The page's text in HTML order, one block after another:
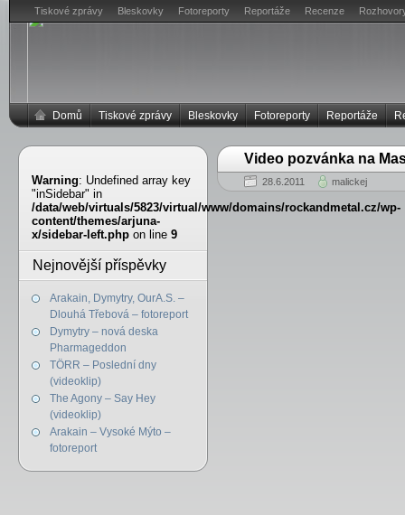
Tiskové zprávy Bleskovky Fotoreporty Reportáže Recenze
Domů Tiskové zprávy Bleskovky Fotoreporty Reportáže
Warning: Undefined array key
"inSidebar" in
/data/web/virtuals/5823/virtual/www/domains/rockandmetal.cz/wp-
content/themes/arjuna-
x/sidebar-left.php on line 9
Nejnovější příspěvky
Arakain, Dymytry, OurA.S. –
Dlouhá Třebová – fotoreport
Dymytry – nová deska
Pharmageddon
TÖRR – Poslední dny
(videoklip)
The Agony – Say Hey
(videoklip)
Arakain – Vysoké Mýto –
fotoreport
Video pozvánka na
28.6.2011 malickej